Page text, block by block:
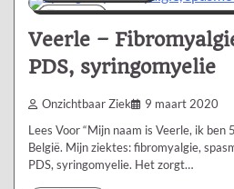
4 min 2
Veerle –
PDS, syringomyelie
Onzichtbaar Ziek 9 maart 2020
Lees Voor “Mijn naam is Veerle, ik ben
België. Mijn ziektes: fibromyalgie,
PDS, syringomyelie. Het zorgt…